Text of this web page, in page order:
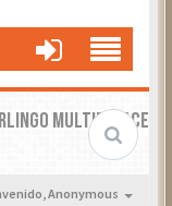
MULTIESPACE
Anonymous